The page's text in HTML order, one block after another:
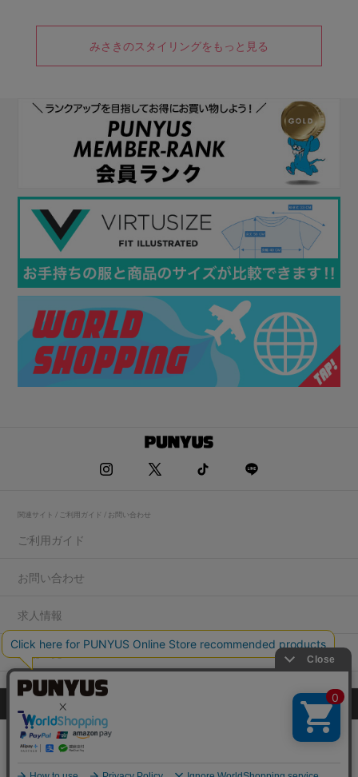
みさきのスタイリングをもっと見る
関連サイト / ご利用ガイド / お問い合わせ
ご利用ガイド
お問い合わせ
求人情報
店舗一覧
プライバシーポリシー